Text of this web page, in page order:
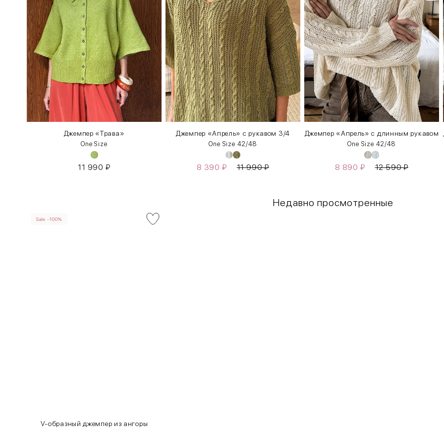
Джемпер «Трава»
One Size
11 990 ₽
Джемпер «Апрель» с рукавом 3/4
One Size 42/48
8 390 ₽ 11 990₽
Джемпер «Апрель» c длинным рукавом
One Size 42/48
8 890 ₽ 12 590₽
Недавно просмотренные
Sale -100%
V-образный джемпер из ангоры
Как правильно себя обмерить